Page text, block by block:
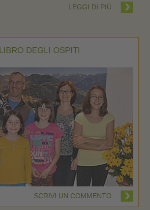
LEGGI DI PIÙ
LIBRO DEGLI OSPITI
SCRIVI UN COMMENTO